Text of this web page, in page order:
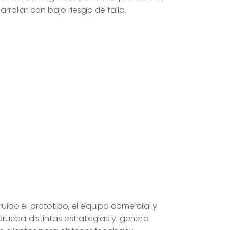
con bajo riesgo de falla.
el prototipo, el equipo comercial y
distintas estrategias y. genera